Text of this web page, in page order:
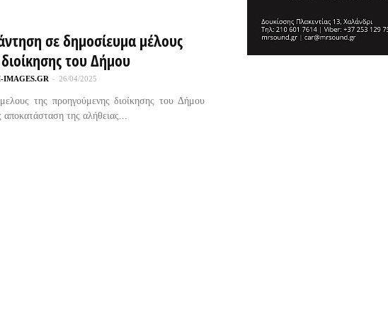
σε δημοσίευμα μέλους
του Δήμου
IMAGES.GR - 26/04/2025
της προηγούμενης διοίκησης του Δήμου
της αλήθειας...